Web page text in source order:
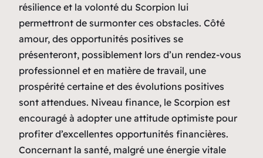
résilience et la volonté du Scorpion lui
permettront de surmonter ces obstacles. Côté
amour, des opportunités positives se
présenteront, possiblement lors d’un rendez-vous
professionnel et en matière de travail, une
prospérité certaine et des évolutions positives
sont attendues. Niveau finance, le Scorpion est
encouragé à adopter une attitude optimiste pour
profiter d’excellentes opportunités financières.
Concernant la santé, malgré une énergie vitale